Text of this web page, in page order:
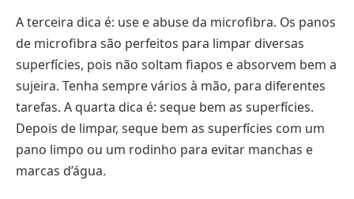
A terceira dica é: use e abuse da microfibra. Os panos
de microfibra são perfeitos para limpar diversas
superfícies, pois não soltam fiapos e absorvem bem a
sujeira. Tenha sempre vários à mão, para diferentes
tarefas. A quarta dica é: seque bem as superfícies.
Depois de limpar, seque bem as superfícies com um
pano limpo ou um rodinho para evitar manchas e
marcas d’água.